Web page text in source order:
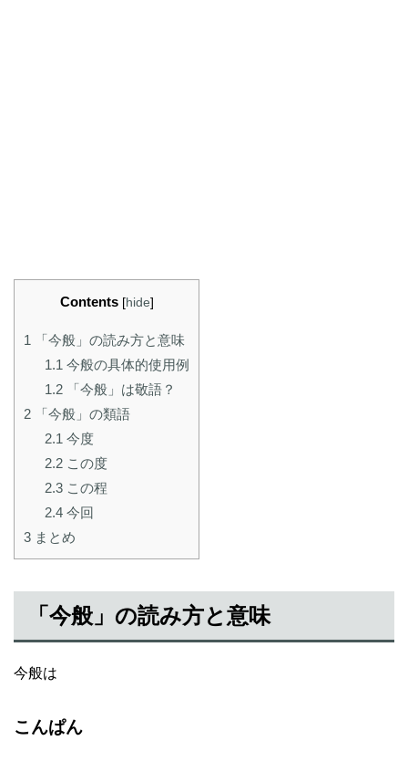
Contents [hide]
1
「今般」の読み方と意味
1.1 今般の具体的使用例
1.2「今般」は敬語？
2 「今般」の類語
2.1 今度
2.2この度
2.3この程
2.4今回
3 まとめ
「今般」の読み方と意味
今般は
こんぱん